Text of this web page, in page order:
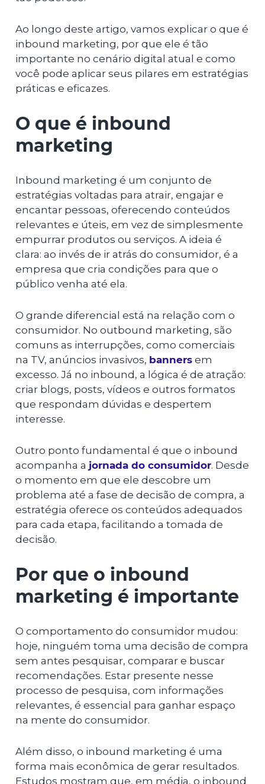
Ao longo deste artigo, vamos explicar o que é
inbound marketing, por que ele é tão
importante no cenário digital atual e como
você pode aplicar seus pilares em estratégias
práticas e eficazes.
O que é inbound
marketing
Inbound marketing é um conjunto de
estratégias voltadas para atrair, engajar e
encantar pessoas, oferecendo conteúdos
relevantes e úteis, em vez de simplesmente
empurrar produtos ou serviços. A ideia é
clara: ao invés de ir atrás do consumidor, é a
empresa que cria condições para que o
público venha até ela.
O grande diferencial está na relação com o
consumidor. No outbound marketing, são
comuns as interrupções, como comerciais
na TV, anúncios invasivos, banners em
excesso. Já no inbound, a lógica é de atração:
criar blogs, posts, vídeos e outros formatos
que respondam dúvidas e despertem
interesse.
Outro ponto fundamental é que o inbound
acompanha a jornada do consumidor. Desde
o momento em que ele descobre um
problema até a fase de decisão de compra, a
estratégia oferece os conteúdos adequados
para cada etapa, facilitando a tomada de
decisão.
Por que o inbound
marketing é importante
O comportamento do consumidor mudou:
hoje, ninguém toma uma decisão de compra
sem antes pesquisar, comparar e buscar
recomendações. Estar presente nesse
processo de pesquisa, com informações
relevantes, é essencial para ganhar espaço
na mente do consumidor.
Além disso, o inbound marketing é uma
forma mais econômica de gerar resultados.
Estudos mostram que, em média, o inbound